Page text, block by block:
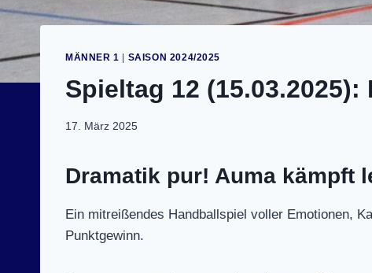
MÄNNER 1 SAISON 2024/2025
Spieltag 12 (15.03.2025):
17. März 2025
Dramatik pur! Auma kämpft
Ein mitreißendes Handballspiel voller Emotionen,
Punktgewinn.